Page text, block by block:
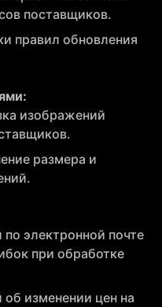
поставщиков.
правил обновления
изображений
размера и
электронной почте
при обработке
изменении цен на